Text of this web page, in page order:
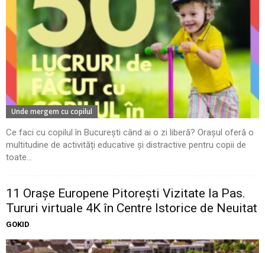
Unde mergem cu copilul
Ce faci cu copilul în București când ai o zi liberă? Orașul oferă o
multitudine de activități educative și distractive pentru copii de
toate...
11 Oraşe Europene Pitoreşti Vizitate la Pas.
Tururi virtuale 4K în Centre Istorice de Neuitat
GOKID